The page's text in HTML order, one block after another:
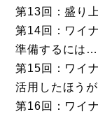
第13回：盛り
第14回：ワイ
準備するには…
第15回：ワイ
活用したほうが
第16回：ワイ